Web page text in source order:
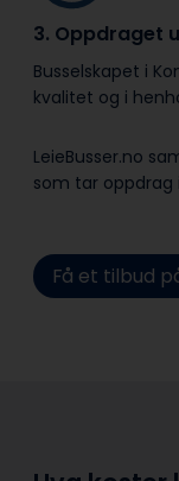
3. Oppdraget
Busselskapet i
kvalitet og i
LeieBusser.no
som tar oppdrag
Få et tilbud